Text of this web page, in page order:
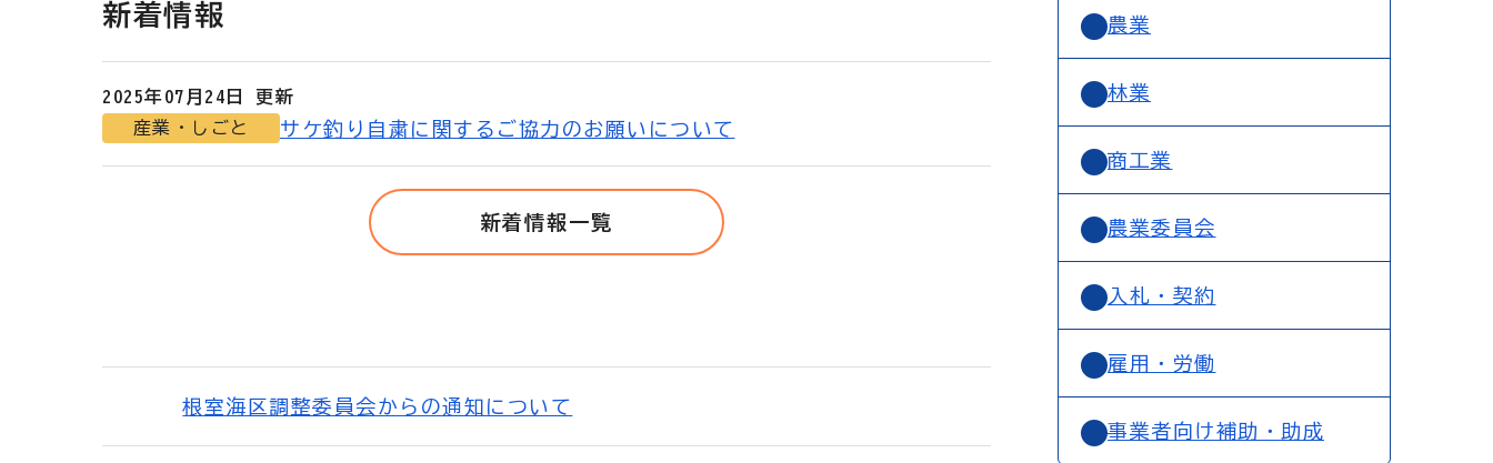
新着情報
2025年07月24日 更新
産業・しごと
サケ釣り自粛に関するご協力のお願いについて
新着情報一覧
根室海区調整委員会からの通知について
農業
林業
商工業
農業委員会
入札・契約
雇用・労働
事業者向け補助・助成